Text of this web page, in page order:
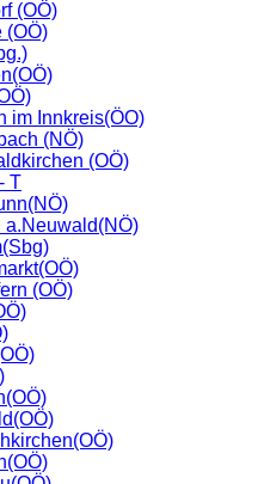
(OÖ)
(OÖ)
im Innkreis(ÖO)
(NÖ)
(OÖ)
T
a.Neuwald(NÖ)
(OÖ)